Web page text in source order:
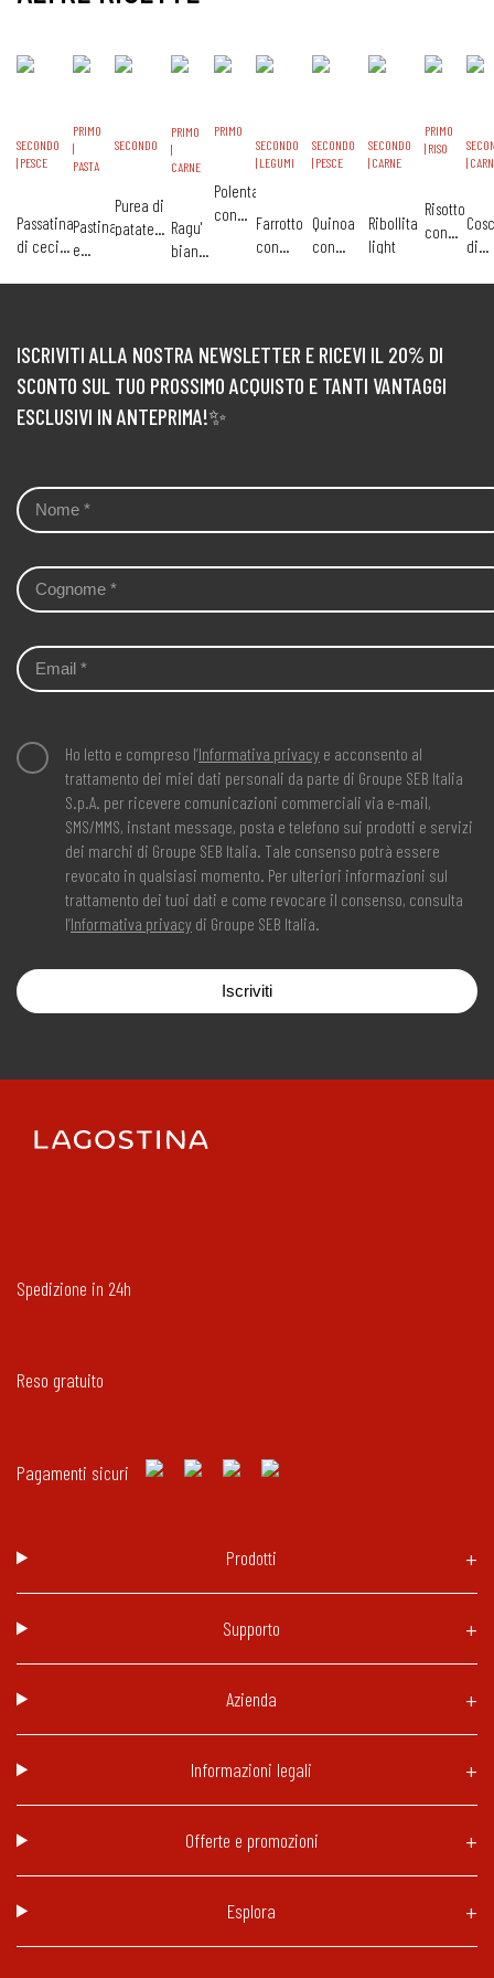
SECONDO
| PESCE
Passatina
di ceci
PRIMO
|
PASTA
Pastina
e
SECONDO
Purea di
patate
PRIMO
|
CARNE
Ragu'
bianco
coniglio
PRIMO
Polenta
con
SECONDO
| LEGUMI
Farrotto
con
SECONDO
| PESCE
Quinoa
con
verdurine
SECONDO
| CARNE
Ribollita
light
PRIMO
| RISO
Risotto
con
carote,rape
|
di
ISCRIVITI ALLA NOSTRA NEWSLETTER E RICEVI IL 20% DI
SCONTO SUL TUO PROSSIMO ACQUISTO E TANTI VANTAGGI
ESCLUSIVI IN ANTEPRIMA!✨
Ho letto e compreso l’Informativa privacy e acconsento al
trattamento dei miei dati personali da parte di Groupe SEB Italia
S.p.A. per ricevere comunicazioni commerciali via e-mail,
SMS/MMS, instant message, posta e telefono sui prodotti e servizi
dei marchi di Groupe SEB Italia. Tale consenso potrà essere
revocato in qualsiasi momento. Per ulteriori informazioni sul
trattamento dei tuoi dati e come revocare il consenso, consulta
l’Informativa privacy di Groupe SEB Italia.
Iscriviti
Spedizione in 24h
Reso gratuito
Pagamenti sicuri
Prodotti
Supporto
Azienda
Informazioni legali
Offerte e promozioni
Esplora